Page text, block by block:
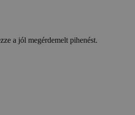
a jól megérdemelt pihenést.